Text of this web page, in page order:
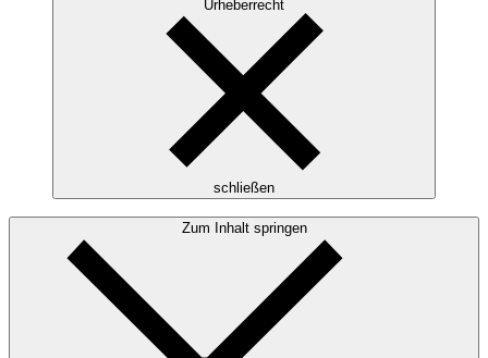
Urheberrecht
schließen
Zum Inhalt springen